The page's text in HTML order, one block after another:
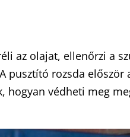
az olajat, ellenőrzi a
pusztító rozsda
hogyan védheti meg